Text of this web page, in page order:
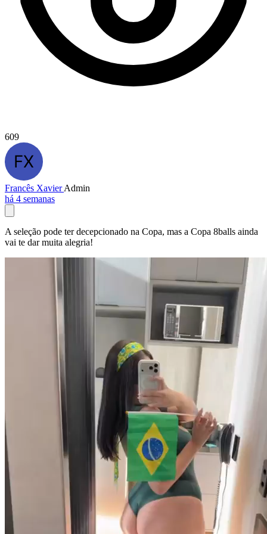
609
Francês XavierAdmin
há 4 semanas
A seleção pode ter decepcionado na Copa, mas a Copa 8balls ainda
vai te dar muita alegria!